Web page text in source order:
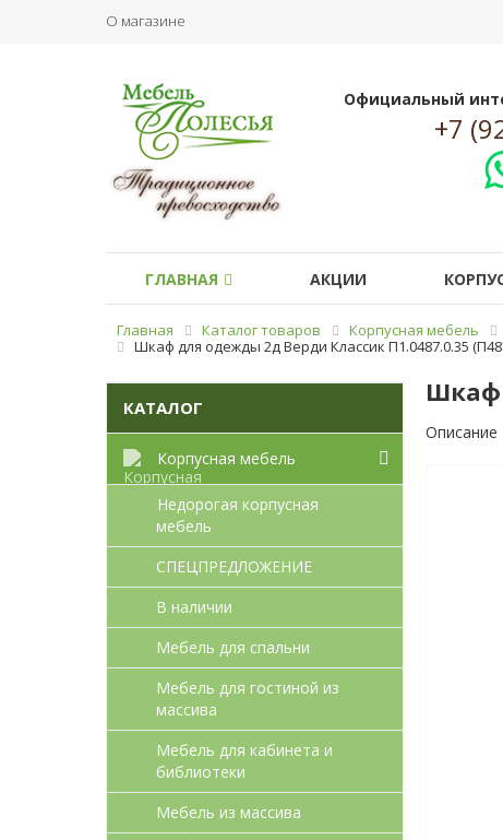
О магазине
Официальный
+7
ГЛАВНАЯ АКЦИИ
Главная Каталог товаров Корпусная мебель
Шкаф для одежды 2д Верди Классик П1.0487.0.35
КАТАЛОГ
Корпусная мебель
Недорогая корпусная
мебель
СПЕЦПРЕДЛОЖЕНИЕ
В наличии
Мебель для спальни
Мебель для гостиной из
массива
Мебель для кабинета и
библиотеки
Мебель из массива
Шкаф
Описание